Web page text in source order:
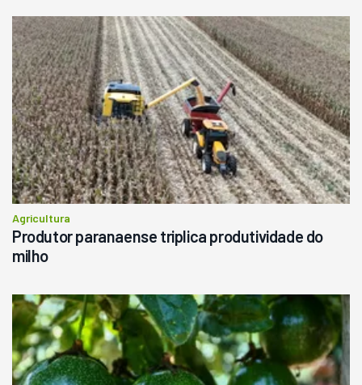
Agricultura
Produtor paranaense triplica produtividade do
milho